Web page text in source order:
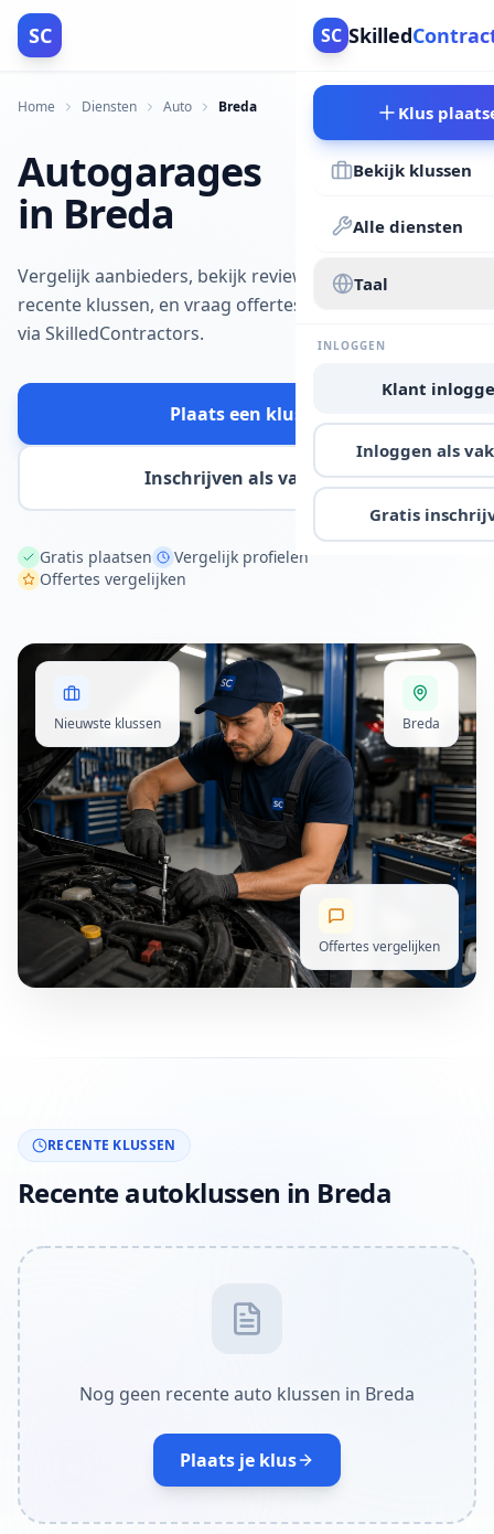
SC SC Skilled
Klus
Bekijk klussen
Alle diensten
Taal
INLOGGEN
Klant
Inloggen als
Gratis
Home Diensten Auto Breda
Autogarages
in Breda
Vergelijk aanbieders, bekijk reviews en
recente klussen, en vraag offertes aan
via SkilledContractors.
Plaats een klus
Inschrijven als vakman
Gratis plaatsen
Vergelijk profielen
Offertes vergelijken
Nieuwste klussen Breda
Offertes vergelijken
RECENTE KLUSSEN
Recente autoklussen in Breda
Nog geen recente auto klussen in Breda
Plaats je klus